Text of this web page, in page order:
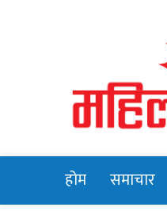
होम समाचार